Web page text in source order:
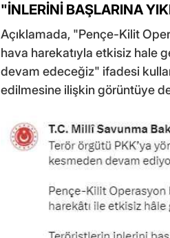
"İNLERİNİ BAŞLARINA
Açıklamada, "Pençe-Kilit
hava harekatıyla etkisiz hale
devam edeceğiz" ifadesi
edilmesine ilişkin görüntüye